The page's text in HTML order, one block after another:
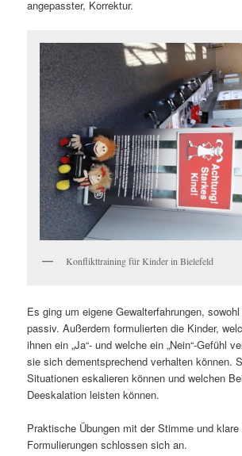
angepasster, Korrektur.
Konflikttraining für Kinder in Bielefeld
Es ging um eigene Gewalterfahrungen,
passiv. Außerdem formulierten die Kinder,
ihnen ein „Ja“- und welche ein „Nein“-Gefühl
sie sich dementsprechend verhalten können.
Situationen eskalieren können und welchen
Deeskalation leisten können.
Praktische Übungen mit der Stimme und
Formulierungen schlossen sich an.